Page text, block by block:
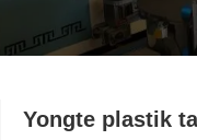
Yongte plastik